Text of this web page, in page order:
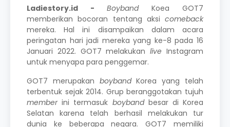
Ladiestory.id - Boyband Koea GOT7
memberikan bocoran tentang aksi comeback
mereka. Hal ini disampaikan dalam acara
peringatan hari jadi mereka yang ke-8 pada 16
Januari 2022. GOT7 melakukanliveInstagram
untuk menyapa para penggemar.
GOT7 merupakan boybandKorea yang telah
terbentuk sejak 2014. Grup beranggotakan tujuh
memberini termasuk boyband besar diKorea
Selatan karena telah berhasil melakukan tur
dunia ke beberapa negara. GOT7 memiliki